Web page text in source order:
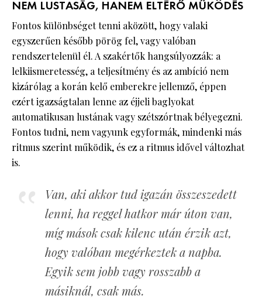
NEM LUSTASÁG, HANEM ELTÉRŐ MŰKÖDÉS
Fontos különbséget tenni aközött, hogy valaki
egyszerűen később pörög fel, vagy valóban
rendszertelenül él. A szakértők hangsúlyozzák: a
lelkiismeretesség, a teljesítmény és az ambíció nem
kizárólag a korán kelő emberekre jellemző, éppen
ezért igazságtalan lenne az éjjeli baglyokat
automatikusan lustának vagy szétszórtnak bélyegezni.
Fontos tudni, nem vagyunk egyformák, mindenki más
ritmus szerint működik, és ez a ritmus idővel változhat
is.
Van, aki akkor tud igazán összeszedett
lenni, ha reggel hatkor már úton van,
míg mások csak kilenc után érzik azt,
hogy valóban megérkeztek a napba.
Egyik sem jobb vagy rosszabb a
másiknál, csak más.